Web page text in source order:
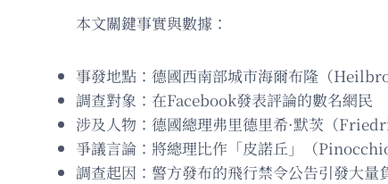
本文關鍵事實與數據：
事發地點：德國西南部城市海爾布隆（
調查對象：在Facebook發表評論的數名網民
涉及人物：德國總理弗里德里希·默茨（
爭議言論：將總理比作「皮諾丘」（
調查起因：警方發布的飛行禁令公告引發大量